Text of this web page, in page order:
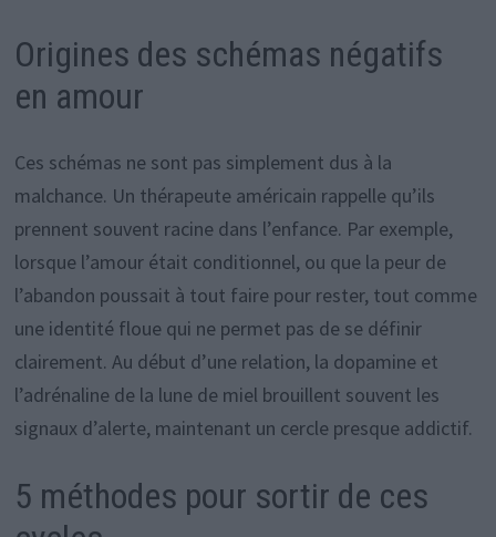
Origines des schémas négatifs
en amour
Ces schémas ne sont pas simplement dus à la
malchance. Un thérapeute américain rappelle qu’ils
prennent souvent racine dans l’enfance. Par exemple,
lorsque l’amour était conditionnel, ou que la peur de
l’abandon poussait à tout faire pour rester, tout comme
une identité floue qui ne permet pas de se définir
clairement. Au début d’une relation, la dopamine et
l’adrénaline de la lune de miel brouillent souvent les
signaux d’alerte, maintenant un cercle presque addictif.
5 méthodes pour sortir de ces